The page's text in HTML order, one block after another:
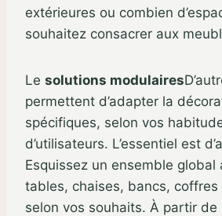
extérieures ou combien
souhaitez consacrer aux
Le solutions modulaires
permettent d’adapter la
spécifiques, selon vos
d’utilisateurs. L’essentiel est
Esquissez un ensemble global
tables, chaises, bancs,
selon vos souhaits. À partir de